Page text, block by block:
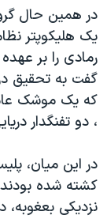
اعتراضات مردمی
اسرائیل در جنگ
نرگس محمدی
همایش
صفحه‌های ویژه
در همين حال
یک هليکوپتر
رمادی را بر
گفت به تحقیق
که یک موشک
، دو تفنگدار
در این میان،
کشته شده بودند
نزدیکی بعغوبه،